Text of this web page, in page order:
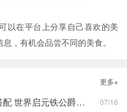
以在平台上分享自己喜欢的美
，有机会品尝不同的美食。
更多+
世界启元铁公爵技能阵容如何搭配 世界启元铁公爵技能阵容搭配合集 07/16